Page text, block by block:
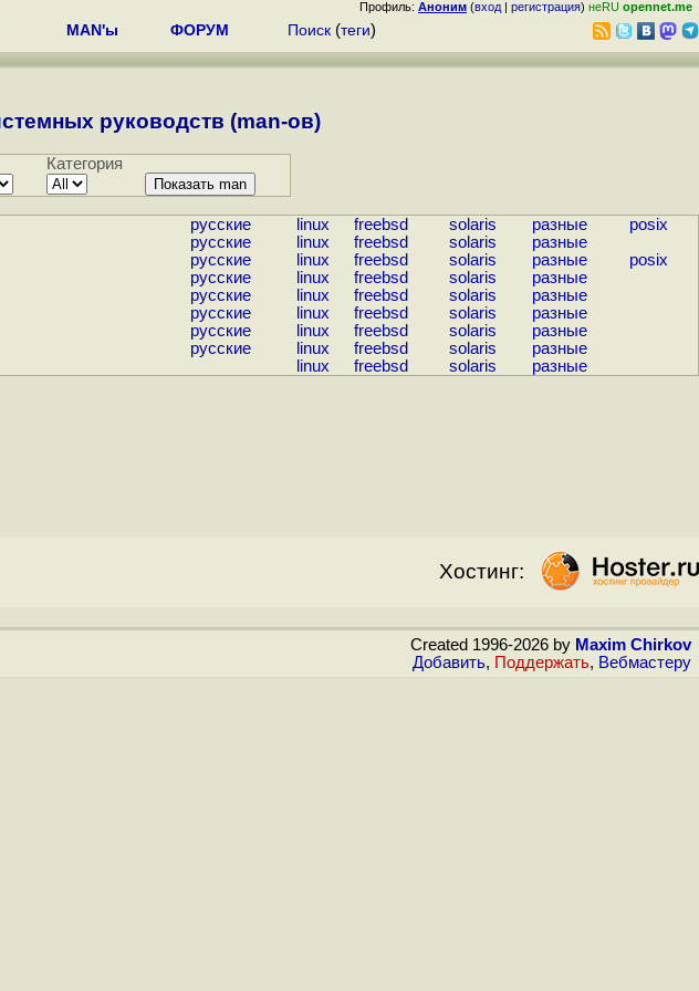
Профиль: Аноним (вход | регистрация) неRU opennet.me
MAN'ы ФОРУМ Поиск (теги)
руководств (man-ов)
Категория
русские linux freebsd solaris разные
posix
русские linux freebsd solaris
разные
русские linux freebsd solaris разные
posix
русские linux freebsd solaris
разные
русские linux freebsd solaris
разные
русские linux freebsd solaris
разные
русские linux freebsd solaris
разные
русские linux freebsd solaris
разные
linux freebsd solaris разные
Хостинг:
Created 1996-2026 by Maxim Chirkov
Добавить, Поддержать, Вебмастеру